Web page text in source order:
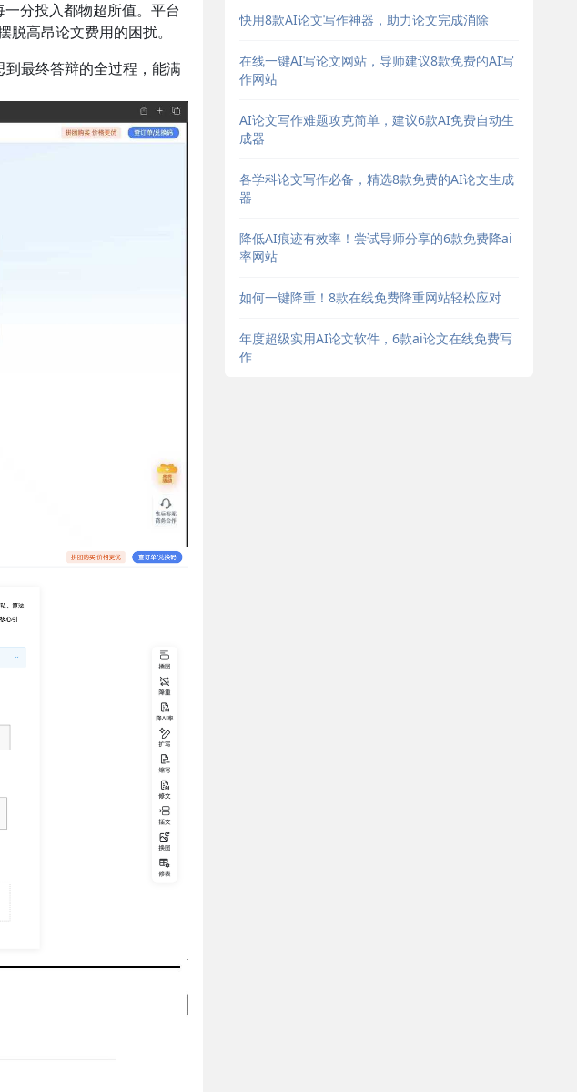
分投入都物超所值。平台
高昂论文费用的困扰。
到最终答辩的全过程，能满
快用8款AI论文写作神器，助力论文完成消除
在线一键AI写论文网站，导师建议8款免费的AI写
作网站
AI论文写作难题攻克简单，建议6款AI免费自动生
成器
各学科论文写作必备，精选8款免费的AI论文生成
器
降低AI痕迹有效率！尝试导师分享的6款免费降ai
率网站
如何一键降重！8款在线免费降重网站轻松应对
年度超级实用AI论文软件，6款ai论文在线免费写
作